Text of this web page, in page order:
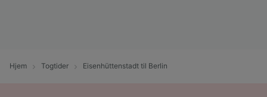
Hjem Togtider Eisenhüttenstadt til Berlin